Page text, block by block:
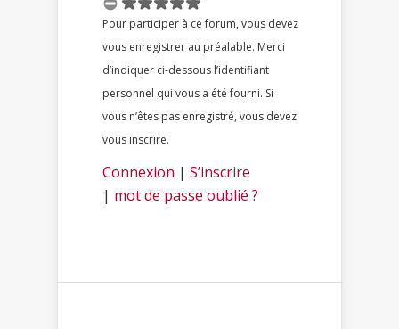
Pour participer à ce forum, vous devez
vous enregistrer au préalable. Merci
d’indiquer ci-dessous l’identifiant
personnel qui vous a été fourni. Si
vous n’êtes pas enregistré, vous devez
vous inscrire.
Connexion | S’inscrire
| mot de passe oublié ?